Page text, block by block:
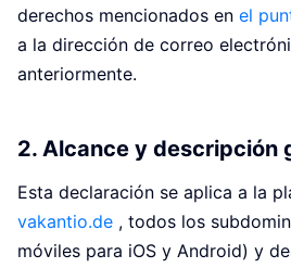
derechos mencionados en el
a la dirección de correo
anteriormente.
2. Alcance y descripción
Esta declaración se aplica a la
vakantio.de , todos los
móviles para iOS y Android) y